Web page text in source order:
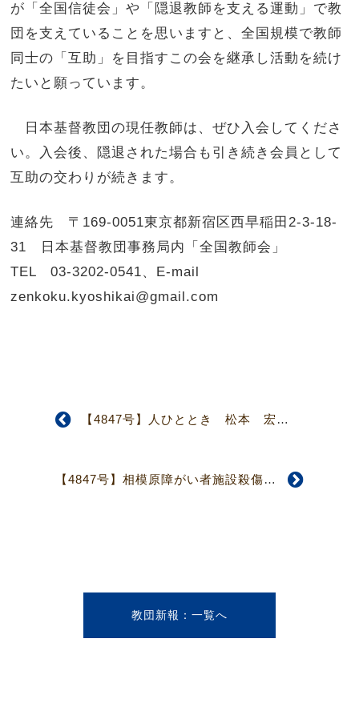
が「全国信徒会」や「隠退教師を支える運動」で教
団を支えていることを思いますと、全国規模で教師
同士の「互助」を目指すこの会を継承し活動を続け
たいと願っています。
日本基督教団の現任教師は、ぜひ入会してくださ
い。入会後、隠退された場合も引き続き会員として
互助の交わりが続きます。
連絡先 〒169-0051東京都新宿区西早稲田2-3-18-
31 日本基督教団事務局内「全国教師会」
TEL 03-3202-0541、E-mail
zenkoku.kyoshikai@gmail.com
【4847号】人ひととき 松本 宏子さん 主にある交わりに生かされて
【4847号】相模原障がい者施設殺傷事件に際して 2016年8月9日 日本基督教団社会委員会委員長 芳澤 信
教団新報